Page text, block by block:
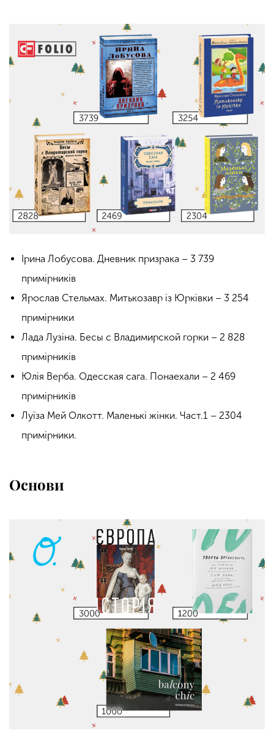
Ірина Лобусова. Дневник призрака – 3 739
примірників
Ярослав Стельмах. Митькозавр із Юрківки – 3 254
примірники
Лада Лузіна. Бесы с Владимирской горки – 2 828
примірників
Юлія Верба. Одесская сага. Понаехали – 2 469
примірників
Луїза Мей Олкотт. Маленькі жінки. Част.1 – 2304
примірники.
Основи